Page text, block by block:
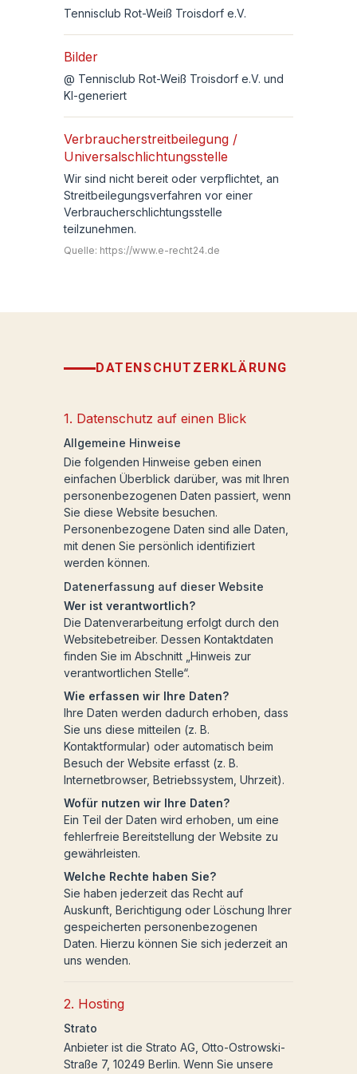
Tennisclub Rot-Weiß Troisdorf e.V.
Bilder
@ Tennisclub Rot-Weiß Troisdorf e.V. und
KI-generiert
Verbraucherstreitbeilegung /
Universalschlichtungsstelle
Wir sind nicht bereit oder verpflichtet, an
Streitbeilegungsverfahren vor einer
Verbraucherschlichtungsstelle
teilzunehmen.
Quelle: https://www.e-recht24.de
DATENSCHUTZERKLÄRUNG
1. Datenschutz auf einen Blick
Allgemeine Hinweise
Die folgenden Hinweise geben einen
einfachen Überblick darüber, was mit Ihren
personenbezogenen Daten passiert, wenn
Sie diese Website besuchen.
Personenbezogene Daten sind alle Daten,
mit denen Sie persönlich identifiziert
werden können.
Datenerfassung auf dieser Website
Wer ist verantwortlich?
Die Datenverarbeitung erfolgt durch den
Websitebetreiber. Dessen Kontaktdaten
finden Sie im Abschnitt „Hinweis zur
verantwortlichen Stelle“.
Wie erfassen wir Ihre Daten?
Ihre Daten werden dadurch erhoben, dass
Sie uns diese mitteilen (z. B.
Kontaktformular) oder automatisch beim
Besuch der Website erfasst (z. B.
Internetbrowser, Betriebssystem, Uhrzeit).
Wofür nutzen wir Ihre Daten?
Ein Teil der Daten wird erhoben, um eine
fehlerfreie Bereitstellung der Website zu
gewährleisten.
Welche Rechte haben Sie?
Sie haben jederzeit das Recht auf
Auskunft, Berichtigung oder Löschung Ihrer
gespeicherten personenbezogenen
Daten. Hierzu können Sie sich jederzeit an
uns wenden.
2. Hosting
Strato
Anbieter ist die Strato AG, Otto-Ostrowski-
Straße 7, 10249 Berlin. Wenn Sie unsere